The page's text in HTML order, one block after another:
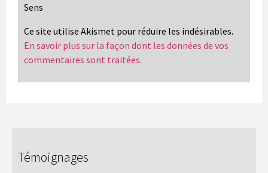
Sens
Ce site utilise Akismet pour réduire les indésirables.
En savoir plus sur la façon dont les données de vos
commentaires sont traitées.
Témoignages